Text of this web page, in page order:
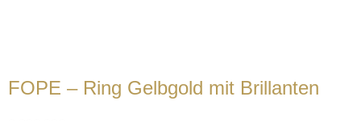
FOPE – Ring Gelbgold mit Brillanten